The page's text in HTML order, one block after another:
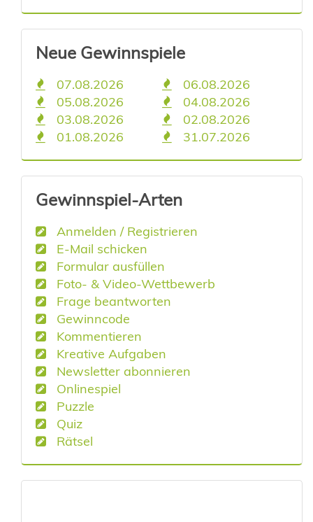
Neue Gewinnspiele
07.08.2026
06.08.2026
05.08.2026
04.08.2026
03.08.2026
02.08.2026
01.08.2026
31.07.2026
Gewinnspiel-Arten
Anmelden / Registrieren
E-Mail schicken
Formular ausfüllen
Foto- & Video-Wettbewerb
Frage beantworten
Gewinncode
Kommentieren
Kreative Aufgaben
Newsletter abonnieren
Onlinespiel
Puzzle
Quiz
Rätsel